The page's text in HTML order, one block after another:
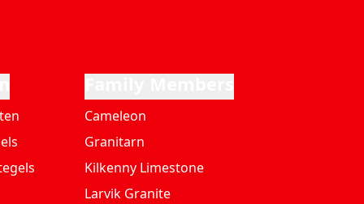
Cameleon
Granitarn
Kilkenny Limestone
Larvik Granite